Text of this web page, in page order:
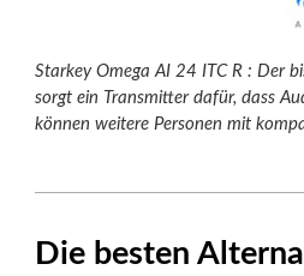
Starkey Omega AI 24 ITC R : Der
sorgt ein Transmitter dafür, dass
können weitere Personen mit
Die besten